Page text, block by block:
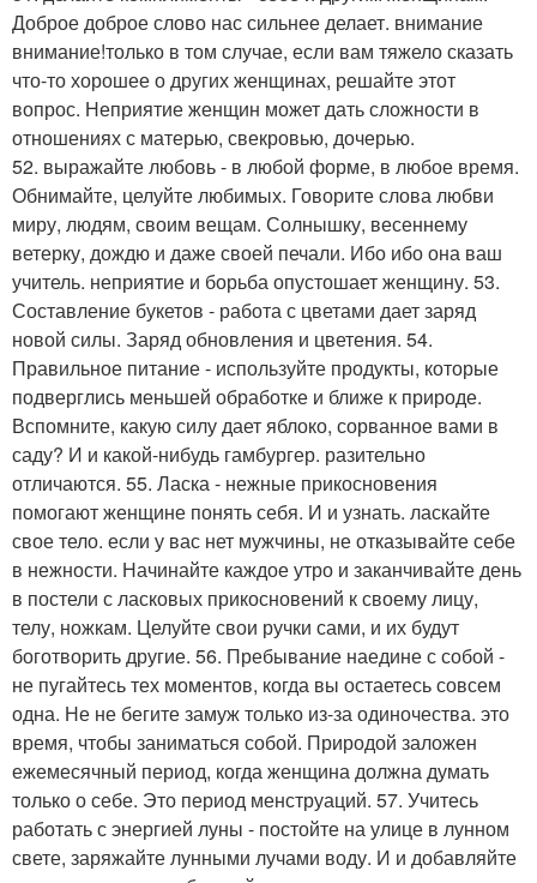
Доброе доброе слово нас сильнее делает. внимание
внимание!только в том случае, если вам тяжело сказать
что-то хорошее о других женщинах, решайте этот
вопрос. Неприятие женщин может дать сложности в
отношениях с матерью, свекровью, дочерью.
52. выражайте любовь - в любой форме, в любое время.
Обнимайте, целуйте любимых. Говорите слова любви
миру, людям, своим вещам. Солнышку, весеннему
ветерку, дождю и даже своей печали. Ибо ибо она ваш
учитель. неприятие и борьба опустошает женщину. 53.
Составление букетов - работа с цветами дает заряд
новой силы. Заряд обновления и цветения. 54.
Правильное питание - используйте продукты, которые
подверглись меньшей обработке и ближе к природе.
Вспомните, какую силу дает яблоко, сорванное вами в
саду? И и какой-нибудь гамбургер. разительно
отличаются. 55. Ласка - нежные прикосновения
помогают женщине понять себя. И и узнать. ласкайте
свое тело. если у вас нет мужчины, не отказывайте себе
в нежности. Начинайте каждое утро и заканчивайте день
в постели с ласковых прикосновений к своему лицу,
телу, ножкам. Целуйте свои ручки сами, и их будут
боготворить другие. 56. Пребывание наедине с собой -
не пугайтесь тех моментов, когда вы остаетесь совсем
одна. Не не бегите замуж только из-за одиночества. это
время, чтобы заниматься собой. Природой заложен
ежемесячный период, когда женщина должна думать
только о себе. Это период менструаций. 57. Учитесь
работать с энергией луны - постойте на улице в лунном
свете, заряжайте лунными лучами воду. И и добавляйте